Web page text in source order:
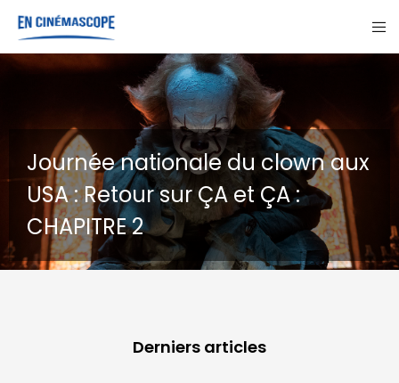
clown aux
:
GOHAN : Un chien
destins
Derniers articles